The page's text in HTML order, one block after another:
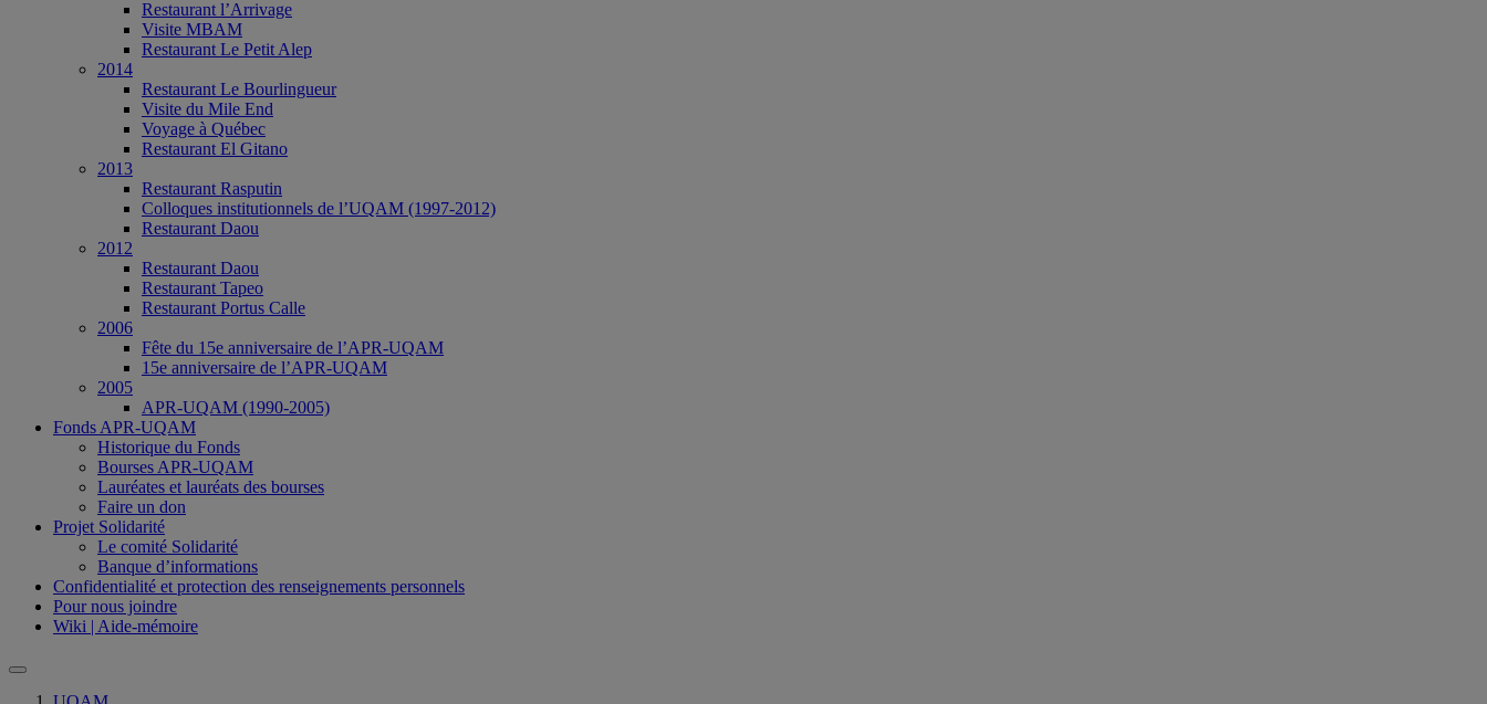
Restaurant l’Arrivage
Visite MBAM
Restaurant Le Petit Alep
2014
Restaurant Le Bourlingueur
Visite du Mile End
Voyage à Québec
Restaurant El Gitano
2013
Restaurant Rasputin
Colloques institutionnels de l’UQAM (1997-2012)
Restaurant Daou
2012
Restaurant Daou
Restaurant Tapeo
Restaurant Portus Calle
2006
Fête du 15e anniversaire de l’APR-UQAM
15e anniversaire de l’APR-UQAM
2005
APR-UQAM (1990-2005)
Fonds APR-UQAM
Historique du Fonds
Bourses APR-UQAM
Lauréates et lauréats des bourses
Faire un don
Projet Solidarité
Le comité Solidarité
Banque d’informations
Confidentialité et protection des renseignements personnels
Pour nous joindre
Wiki | Aide-mémoire